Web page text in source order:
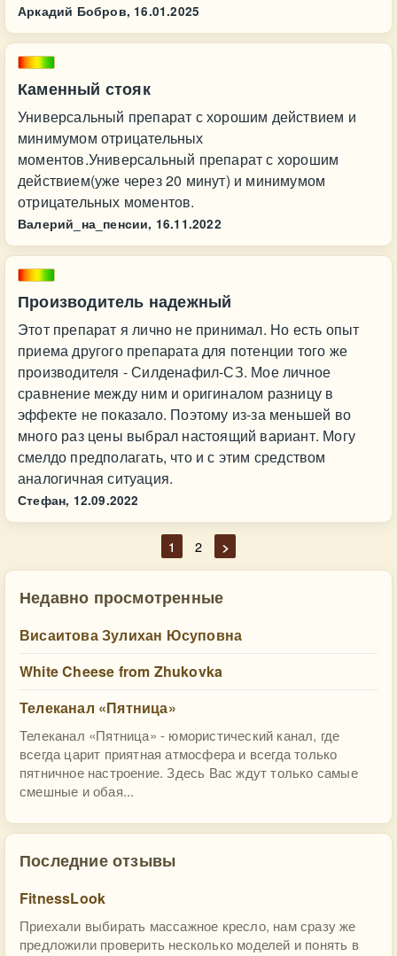
Аркадий Бобров, 16.01.2025
Каменный стояк
Универсальный препарат с хорошим действием и
минимумом отрицательных
моментов.Универсальный препарат с хорошим
действием(уже через 20 минут) и минимумом
отрицательных моментов.
Валерий_на_пенсии, 16.11.2022
Производитель надежный
Этот препарат я лично не принимал. Но есть опыт
приема другого препарата для потенции того же
производителя - Силденафил-СЗ. Мое личное
сравнение между ним и оригиналом разницу в
эффекте не показало. Поэтому из-за меньшей во
много раз цены выбрал настоящий вариант. Могу
смелдо предполагать, что и с этим средством
аналогичная ситуация.
Стефан, 12.09.2022
1 2 >
Недавно просмотренные
Висаитова Зулихан Юсуповна
White Cheese from Zhukovka
Телеканал «Пятница»
Телеканал «Пятница» - юмористический канал, где
всегда царит приятная атмосфера и всегда только
пятничное настроение. Здесь Вас ждут только самые
смешные и обая...
Последние отзывы
FitnessLook
Приехали выбирать массажное кресло, нам сразу же
предложили проверить несколько моделей и понять в